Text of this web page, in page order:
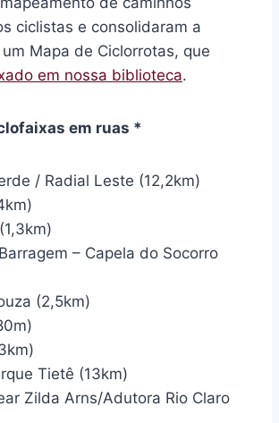
ciclistas e consolidaram a
Mapa de Ciclorrotas, que
em nossa biblioteca.
em ruas *
/ Radial Leste (12,2km)
– Capela do Socorro
(2,5km)
Tietê (13km)
Zilda Arns/Adutora Rio Claro